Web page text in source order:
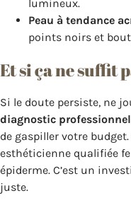
lumineux.
Peau à tendance
points noirs et
Et si ça ne suffit
Si le doute persiste, ne
diagnostic
de gaspiller votre
esthéticienne qualifiée
épiderme. C’est un
juste.